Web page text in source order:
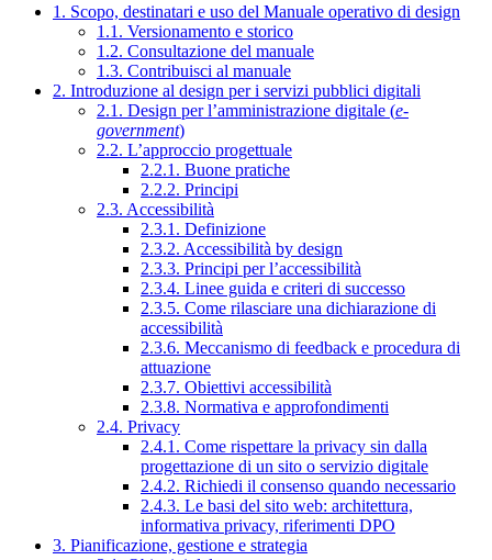
1. Scopo, destinatari e uso del Manuale operativo di design
1.1. Versionamento e storico
1.2. Consultazione del manuale
1.3. Contribuisci al manuale
2. Introduzione al design per i servizi pubblici digitali
2.1. Design per l’amministrazione digitale (e-
government)
2.2. L’approccio progettuale
2.2.1. Buone pratiche
2.2.2. Principi
2.3. Accessibilità
2.3.1. Definizione
2.3.2. Accessibilità by design
2.3.3. Principi per l’accessibilità
2.3.4. Linee guida e criteri di successo
2.3.5. Come rilasciare una dichiarazione di
accessibilità
2.3.6. Meccanismo di feedback e procedura di
attuazione
2.3.7. Obiettivi accessibilità
2.3.8. Normativa e approfondimenti
2.4. Privacy
2.4.1. Come rispettare la privacy sin dalla
progettazione di un sito o servizio digitale
2.4.2. Richiedi il consenso quando necessario
2.4.3. Le basi del sito web: architettura,
informativa privacy, riferimenti DPO
3. Pianificazione, gestione e strategia